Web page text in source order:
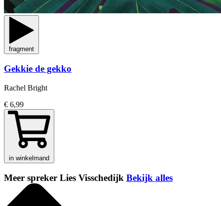
fragment
Gekkie de gekko
Rachel Bright
€ 6,99
in winkelmand
Meer spreker Lies Visschedijk Bekijk alles